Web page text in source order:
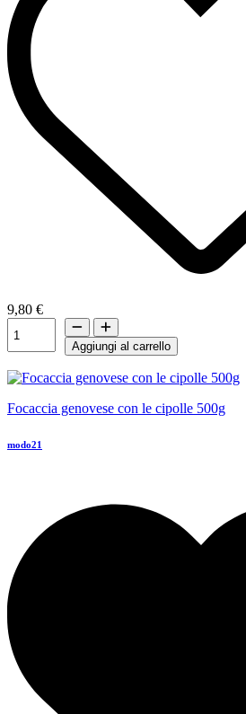
9,80 €
Aggiungi al carrello
Focaccia genovese con le cipolle 500g
modo21